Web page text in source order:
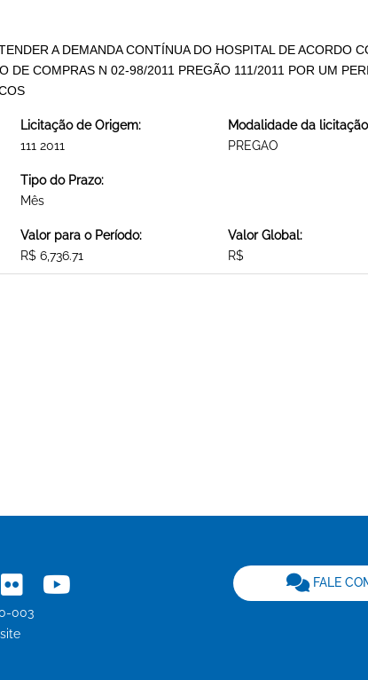
A DEMANDA CONTÍNUA DO HOSPITAL DE ACORDO
DE COMPRAS N 02-98/2011 PREGÃO 111/2011 POR UM
Licitação de Origem:
111 2011
Modalidade da
PREGAO
Tipo do Prazo:
Mês
Valor para o Período:
R$ 6,736.71
Valor Global:
R$
X Flickr
003
FALE